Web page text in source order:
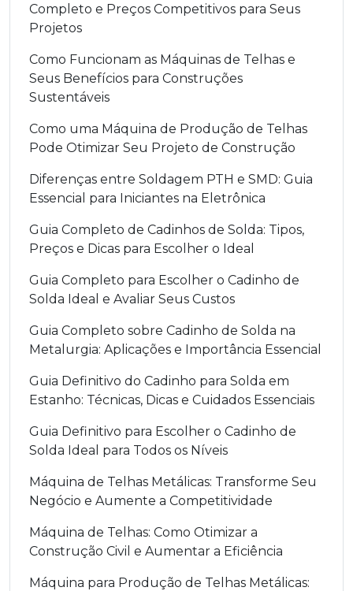
Completo e Preços Competitivos para Seus
Projetos
Como Funcionam as Máquinas de Telhas e
Seus Benefícios para Construções
Sustentáveis
Como uma Máquina de Produção de Telhas
Pode Otimizar Seu Projeto de Construção
Diferenças entre Soldagem PTH e SMD: Guia
Essencial para Iniciantes na Eletrônica
Guia Completo de Cadinhos de Solda: Tipos,
Preços e Dicas para Escolher o Ideal
Guia Completo para Escolher o Cadinho de
Solda Ideal e Avaliar Seus Custos
Guia Completo sobre Cadinho de Solda na
Metalurgia: Aplicações e Importância Essencial
Guia Definitivo do Cadinho para Solda em
Estanho: Técnicas, Dicas e Cuidados Essenciais
Guia Definitivo para Escolher o Cadinho de
Solda Ideal para Todos os Níveis
Máquina de Telhas Metálicas: Transforme Seu
Negócio e Aumente a Competitividade
Máquina de Telhas: Como Otimizar a
Construção Civil e Aumentar a Eficiência
Máquina para Produção de Telhas Metálicas: